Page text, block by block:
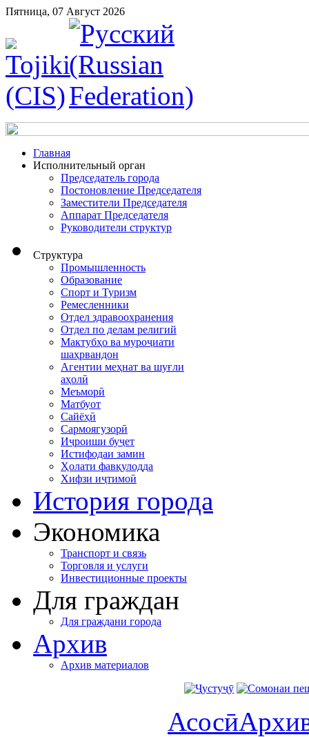
Пятница, 07 Август 2026
Главная
Исполнительный орган
Председатель города
Постоновление Председателя
Заместители Председателя
Аппарат Председателя
Руководители структур
Структура
Промышленность
Образование
Спорт и Туризм
Ремесленники
Отдел здравоохранения
Отдел по делам религий
Мактубҳо ва муроҷиати
шаҳрвандон
Агентии меҳнат ва шуғли
аҳолӣ
Меъморӣ
Матбуот
Сайёҳӣ
Сармоягузорӣ
Иҷроиши буҷет
Истифодаи замин
Ҳолати фавқулодда
Хифзи иҷтимоӣ
История города
Экономика
Транспорт и связь
Торговля и услуги
Инвестиционные проекты
Для граждан
Для граждани города
Архив
Архив материалов
Асосӣ